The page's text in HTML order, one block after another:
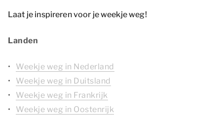
Laat je inspireren voor je weekje weg!
Landen
Weekje weg in Nederland
Weekje weg in Duitsland
Weekje weg in Frankrijk
Weekje weg in Oostenrijk